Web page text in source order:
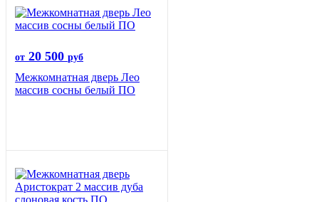
от 20 500 руб
Межкомнатная дверь Лео
массив сосны белый ПО